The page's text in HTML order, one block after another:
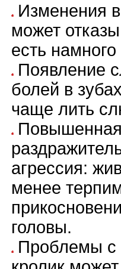
Изменения
может
есть
Появление
болей в
чаще лить
агрессия:
менее
головы.
Проблемы с